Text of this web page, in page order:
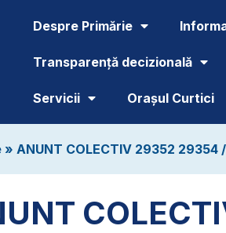
Despre Primărie
Transparență decizională
Servicii Orașul Curtici
» ANUNT COLECTIV 29352 29354 /